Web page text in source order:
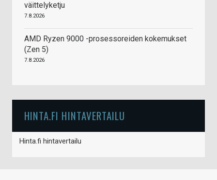
väittelyketju
7.8.2026
AMD Ryzen 9000 -prosessoreiden kokemukset
(Zen 5)
7.8.2026
HINTA.FI HINTAVERTAILU
Hinta.fi hintavertailu